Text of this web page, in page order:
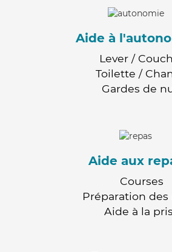
Aide à
Lever /
Toilette /
Gardes de
Aide aux
Courses
Préparation des
Aide à la